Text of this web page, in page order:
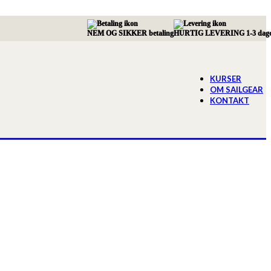
NEM OG SIKKER betalingHURTIG LEVERING 1-3
KURSER
OM SAILGEAR
KONTAKT